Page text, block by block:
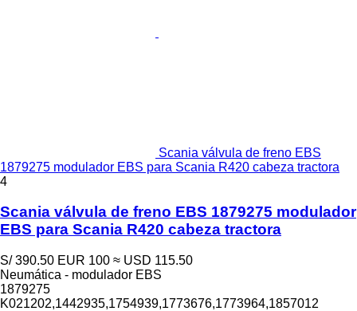
Scania válvula de freno EBS
1879275 modulador EBS para Scania R420 cabeza tractora
4
Scania válvula de freno EBS 1879275 modulador
EBS para Scania R420 cabeza tractora
S/ 390.50 EUR 100 ≈ USD 115.50
Neumática - modulador EBS
1879275
K021202,1442935,1754939,1773676,1773964,1857012